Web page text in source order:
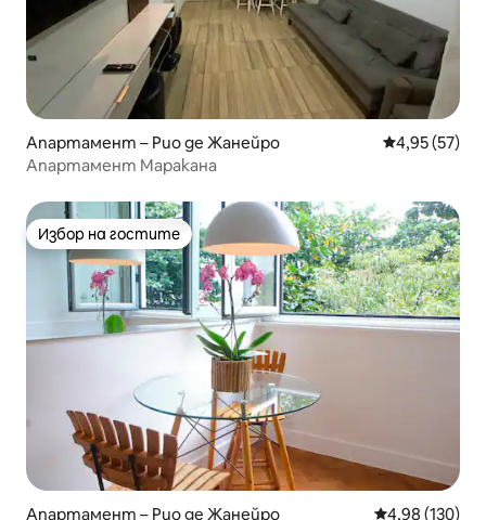
Апартамент – Рио де Жанейро Средна
4,95 (57)
Апартамент Маракана
Избор на гостите
Избор на гостите
Апартамент – Рио де Жанейро Средна
4,98 (130)